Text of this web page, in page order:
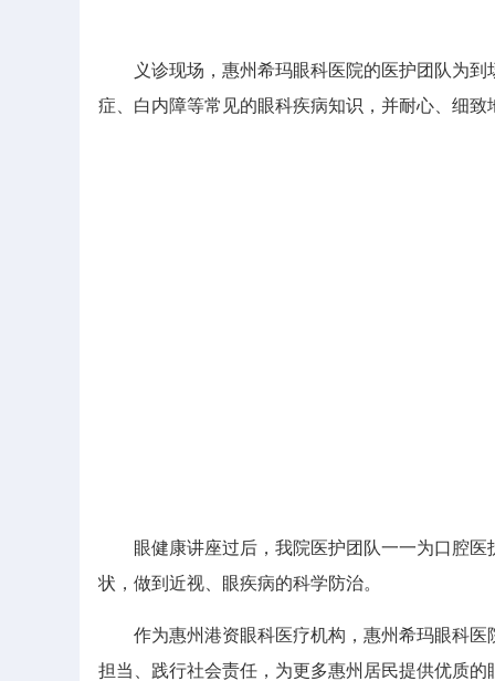
义诊现场，惠州希玛眼科医院的医护团队为到
症、白内障等常见的眼科疾病知识，并耐心、细致
眼健康讲座过后，我院医护团队一一为口腔医
状，做到近视、眼疾病的科学防治。
作为惠州港资眼科医疗机构，惠州希玛眼科医
担当、践行社会责任，为更多惠州居民提供优质的